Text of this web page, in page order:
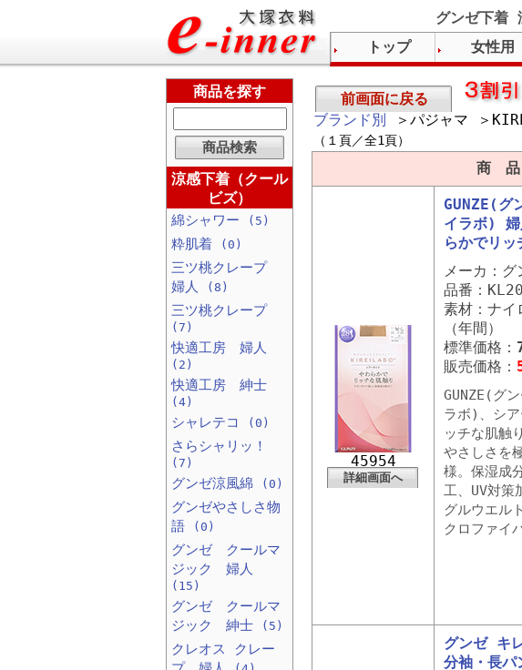
グンゼ下着
前画面に戻る
ブランド別 ＞パジャマ ＞
（１頁／全1頁）
商 品
45954
詳細画面へ
GUNZE(
イラボ) 婦
らかでリッ
メーカ：グ
品番：
素材：ナイ
（年間）
標準価格：
販売価格：
GUNZE(グ
ラボ)、シア
ッチな肌触
やさしさを
様。保湿成
工、UV対策
グルウエル
クロファイ
グンゼ キ
分袖・長
商品を探す
涼感下着（クール
ビズ）
綿シャワー (5)
粋肌着 (0)
三ツ桃クレープ
婦人
(8)
三ツ桃クレープ
(7)
快適工房 婦人
(2)
快適工房 紳士
(4)
シャレテコ (0)
さらシャリッ！
(7)
グンゼ涼風綿 (0)
グンゼやさしさ物
語
(0)
グンゼ クールマ
ジック 婦人
(15)
グンゼ クールマ
ジック 紳士
(5)
クレオス クレー
トップ 女性用